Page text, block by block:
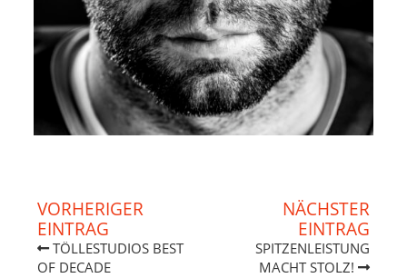
VORHERIGER
EINTRAG
TÖLLESTUDIOS BEST
OF DECADE
NÄCHSTER
EINTRAG
SPITZENLEISTUNG
MACHT STOLZ!